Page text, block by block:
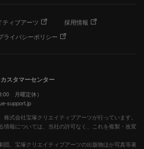
ティブアーツ
採用情報
ライバシーポリシー
スタマーセンター
月曜定休）
support.jp
株式会社宝塚クリエイティブアーツが行っています。
情報については、当社の許可なく、これを複製・改変
団、宝塚クリエイティブアーツの出版物ほか写真等著